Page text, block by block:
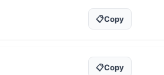
📋Copy
📋Copy